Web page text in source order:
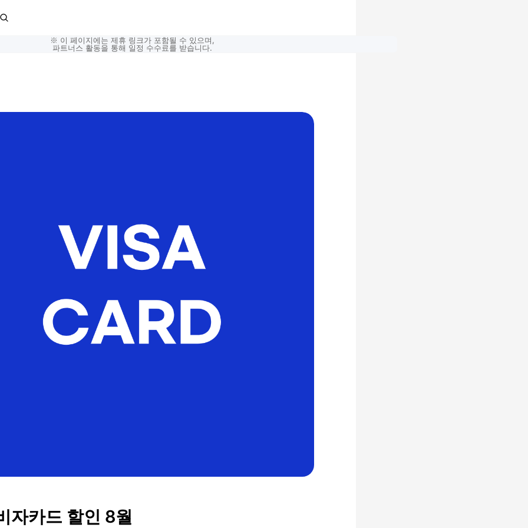
※ 이 페이지에는 제휴 링크가 포함될 수 있으며,
파트너스 활동을 통해 일정 수수료를 받습니다.
자카드 할인 8월